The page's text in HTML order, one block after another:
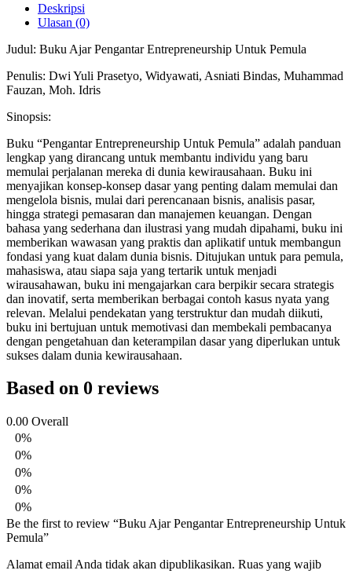
Deskripsi
Ulasan (0)
Judul: Buku Ajar Pengantar Entrepreneurship Untuk Pemula
Penulis: Dwi Yuli Prasetyo, Widyawati, Asniati Bindas, Muhammad
Fauzan, Moh. Idris
Sinopsis:
Buku “Pengantar Entrepreneurship Untuk Pemula” adalah panduan
lengkap yang dirancang untuk membantu individu yang baru
memulai perjalanan mereka di dunia kewirausahaan. Buku ini
menyajikan konsep-konsep dasar yang penting dalam memulai dan
mengelola bisnis, mulai dari perencanaan bisnis, analisis pasar,
hingga strategi pemasaran dan manajemen keuangan. Dengan
bahasa yang sederhana dan ilustrasi yang mudah dipahami, buku ini
memberikan wawasan yang praktis dan aplikatif untuk membangun
fondasi yang kuat dalam dunia bisnis. Ditujukan untuk para pemula,
mahasiswa, atau siapa saja yang tertarik untuk menjadi
wirausahawan, buku ini mengajarkan cara berpikir secara strategis
dan inovatif, serta memberikan berbagai contoh kasus nyata yang
relevan. Melalui pendekatan yang terstruktur dan mudah diikuti,
buku ini bertujuan untuk memotivasi dan membekali pembacanya
dengan pengetahuan dan keterampilan dasar yang diperlukan untuk
sukses dalam dunia kewirausahaan.
Based on 0 reviews
0.00 Overall
0%
0%
0%
0%
0%
Be the first to review “Buku Ajar Pengantar Entrepreneurship Untuk
Pemula”
Alamat email Anda tidak akan dipublikasikan. Ruas yang wajib